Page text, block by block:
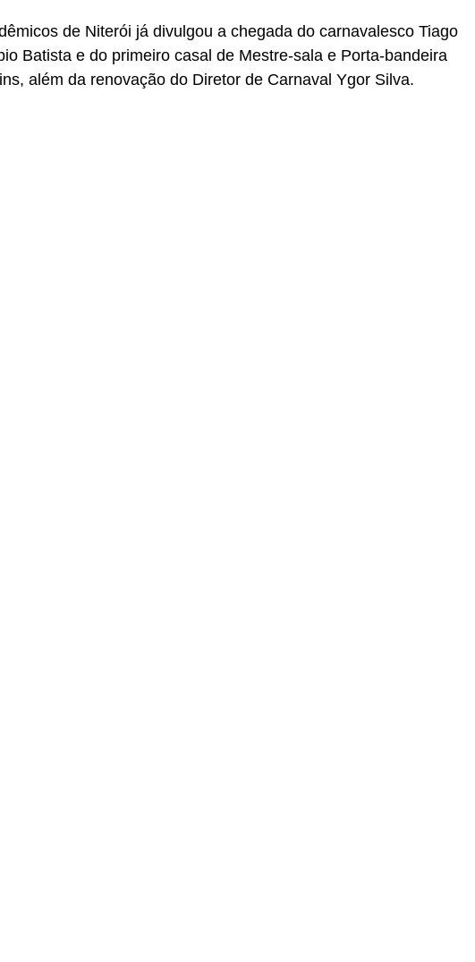
de Niterói já divulgou a chegada do carnavalesco Tiago
Batista e do primeiro casal de Mestre-sala e Porta-bandeira
além da renovação do Diretor de Carnaval Ygor Silva.